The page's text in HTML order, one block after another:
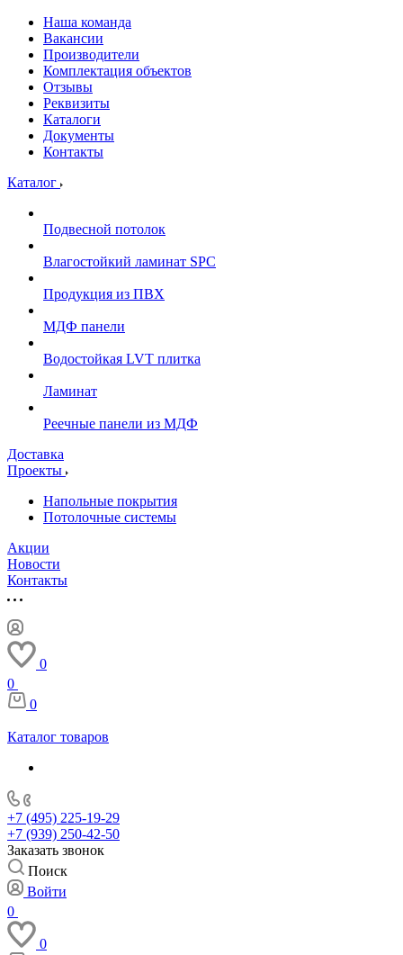
Наша команда
Вакансии
Производители
Комплектация объектов
Отзывы
Реквизиты
Каталоги
Документы
Контакты
Каталог
Подвесной потолок
Влагостойкий ламинат SPC
Продукция из ПВХ
МДФ панели
Водостойкая LVT плитка
Ламинат
Реечные панели из МДФ
Доставка
Проекты
Напольные покрытия
Потолочные системы
Акции
Новости
Контакты
0
0
0
Каталог товаров
+7 (495) 225-19-29
+7 (939) 250-42-50
Заказать звонок
Поиск
Войти
0
0